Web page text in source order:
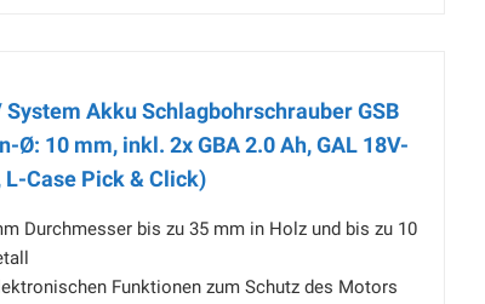
Akku Schlagbohrschrauber GSB
Ø: 10 mm, inkl. 2x GBA 2.0 Ah, GAL 18V-
Case Pick & Click)
Durchmesser bis zu 35 mm in Holz und bis zu 10
Funktionen zum Schutz des Motors